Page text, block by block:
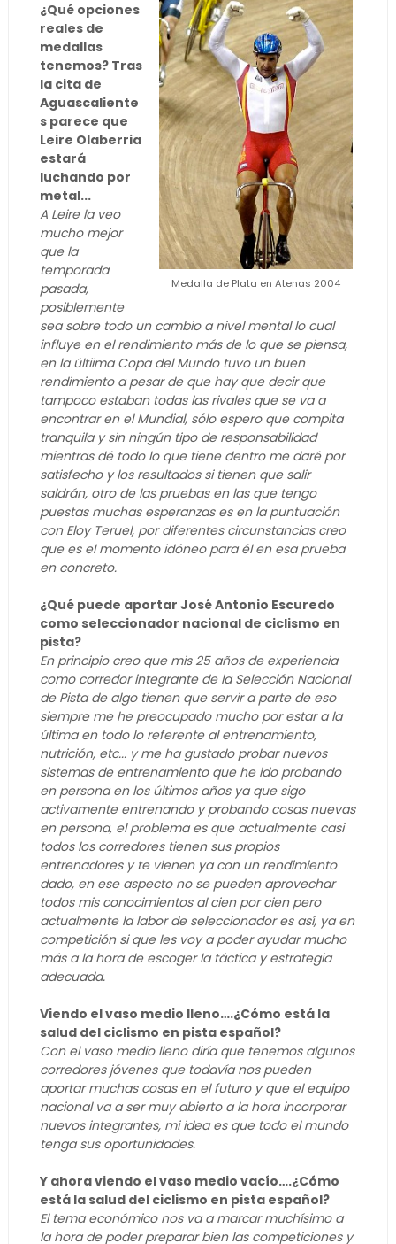
Medalla de Plata en Atenas 2004
¿Qué opciones
reales de
medallas
tenemos? Tras
la cita de
Aguascaliente
s parece que
Leire Olaberria
estará
luchando por
metal...
A Leire la veo
mucho mejor
que la
temporada
pasada,
posiblemente
sea sobre todo un cambio a nivel mental lo cual
influye en el rendimiento más de lo que se piensa,
en la últiima Copa del Mundo tuvo un buen
rendimiento a pesar de que hay que decir que
tampoco estaban todas las rivales que se va a
encontrar en el Mundial, sólo espero que compita
tranquila y sin ningún tipo de responsabilidad
mientras dé todo lo que tiene dentro me daré por
satisfecho y los resultados si tienen que salir
saldrán, otro de las pruebas en las que tengo
puestas muchas esperanzas es en la puntuación
con Eloy Teruel, por diferentes circunstancias creo
que es el momento idóneo para él en esa prueba
en concreto.
¿Qué puede aportar José Antonio Escuredo
como seleccionador nacional de ciclismo en
pista?
En principio creo que mis 25 años de experiencia
como corredor integrante de la Selección Nacional
de Pista de algo tienen que servir a parte de eso
siempre me he preocupado mucho por estar a la
última en todo lo referente al entrenamiento,
nutrición, etc... y me ha gustado probar nuevos
sistemas de entrenamiento que he ido probando
en persona en los últimos años ya que sigo
activamente entrenando y probando cosas nuevas
en persona, el problema es que actualmente casi
todos los corredores tienen sus propios
entrenadores y te vienen ya con un rendimiento
dado, en ese aspecto no se pueden aprovechar
todos mis conocimientos al cien por cien pero
actualmente la labor de seleccionador es así, ya en
competición si que les voy a poder ayudar mucho
más a la hora de escoger la táctica y estrategia
adecuada.
Viendo el vaso medio lleno….¿Cómo está la
salud del ciclismo en pista español?
Con el vaso medio lleno diría que tenemos algunos
corredores jóvenes que todavía nos pueden
aportar muchas cosas en el futuro y que el equipo
nacional va a ser muy abierto a la hora incorporar
nuevos integrantes, mi idea es que todo el mundo
tenga sus oportunidades.
Y ahora viendo el vaso medio vacío….¿Cómo
está la salud del ciclismo en pista español?
El tema económico nos va a marcar muchísimo a
la hora de poder preparar bien las competiciones y